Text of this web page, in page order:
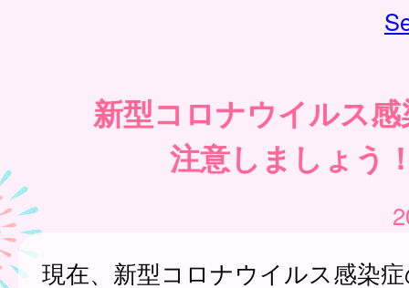
新型コロナウイルス
注意しましょう
現在、新型コロナウイルス感染